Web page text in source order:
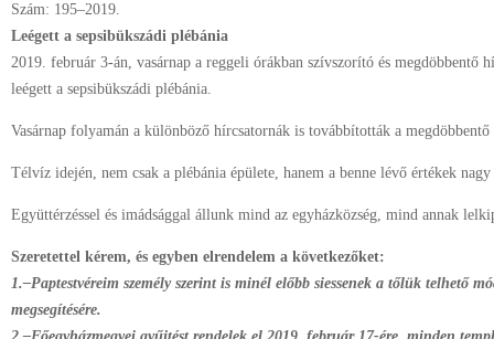
Szám: 195–2019.
Leégett a sepsibükszádi plébánia
2019. február 3-án, vasárnap a reggeli órákban szívszorító és megdöbbentő
leégett a sepsibükszádi plébánia.
Vasárnap folyamán a különböző hírcsatornák is továbbították a megdöbbentő
Télvíz idején, nem csak a plébánia épülete, hanem a benne lévő értékek
Együttérzéssel és imádsággal állunk mind az egyházközség, mind annak
Szeretettel kérem, és egyben elrendelem a következőket:
1.–Paptestvéreim személy szerint is minél előbb siessenek a tőlük telhető
megsegítésére.